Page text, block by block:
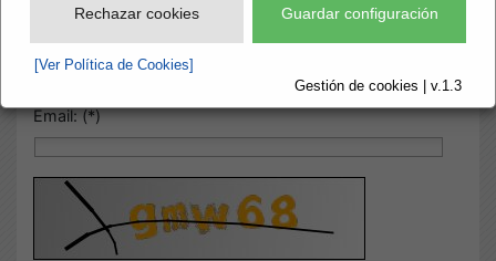
Rechazar cookies Guardar configuración
[Ver Política de Cookies]
Gestión de cookies | v.1.3
Pregunta: (*)
Email: (*)